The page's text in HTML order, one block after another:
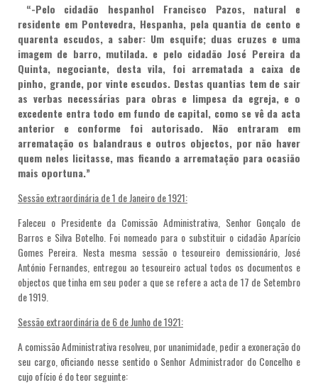
“-Pelo cidadão hespanhol Francisco Pazos, natural e
residente em Pontevedra, Hespanha, pela quantia de cento e
quarenta escudos, a saber: Um esquife; duas cruzes e uma
imagem de barro, mutilada. e pelo cidadão José Pereira da
Quinta, negociante, desta vila, foi arrematada a caixa de
pinho, grande, por vinte escudos. Destas quantias tem de sair
as verbas necessárias para obras e limpesa da egreja, e o
excedente entra todo em fundo de capital, como se vê da acta
anterior e conforme foi autorisado. Não entraram em
arrematação os balandraus e outros objectos, por não haver
quem neles licitasse, mas ficando a arrematação para ocasião
mais oportuna.”
Sessão extraordinária de 1 de Janeiro de 1921:
Faleceu o Presidente da Comissão Administrativa, Senhor Gonçalo de
Barros e Silva Botelho. Foi nomeado para o substituir o cidadão Aparício
Gomes Pereira. Nesta mesma sessão o tesoureiro demissionário, José
António Fernandes, entregou ao tesoureiro actual todos os documentos e
objectos que tinha em seu poder a que se refere a acta de 17 de Setembro
de 1919.
Sessão extraordinária de 6 de Junho de 1921:
A comissão Administrativa resolveu, por unanimidade, pedir a exoneração do
seu cargo, oficiando nesse sentido o Senhor Administrador do Concelho e
cujo ofício é do teor seguinte: